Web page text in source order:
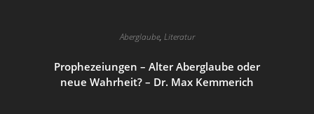
Aberglaube, Literatur
Prophezeiungen – Alter Aberglaube oder
neue Wahrheit? – Dr. Max Kemmerich